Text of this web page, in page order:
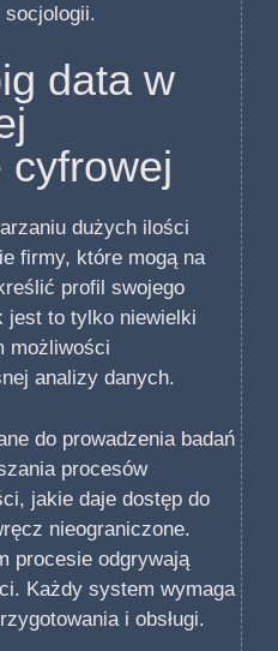
data w
cyfrowej
dużych ilości
firmy, które mogą na
profil swojego
jest to tylko niewielki
możliwości
analizy danych.
do prowadzenia badań
procesów
jakie daje dostęp do
nieograniczone.
procesie odgrywają
Każdy system wymaga
i obsługi.